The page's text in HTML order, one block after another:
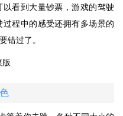
看到大量钞票，游戏的驾驶
程中的感受还拥有多场景的
错过了。